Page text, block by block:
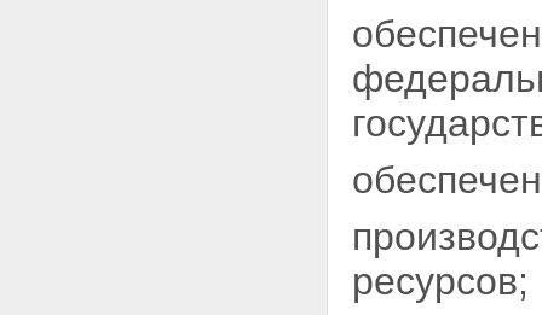
ресурсов;